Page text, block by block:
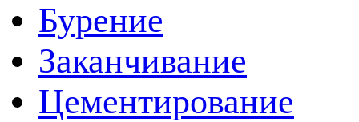
Бурение
Заканчивание
Цементирование